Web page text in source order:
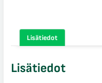
Lisätiedot
Lisätiedot